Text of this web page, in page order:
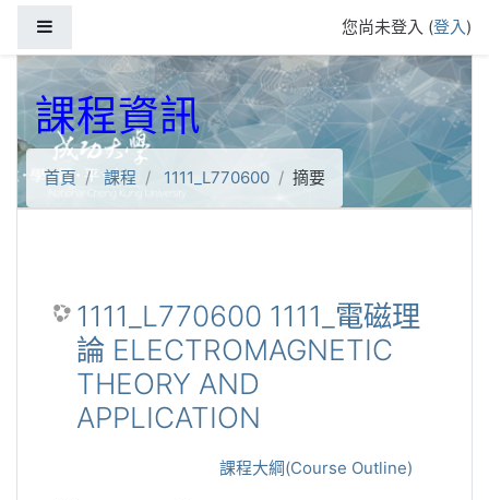
您尚未登入 (登入)
課程資訊
首頁 課程 1111_L770600 摘要
1111_L770600 1111_電磁理
論 ELECTROMAGNETIC
THEORY AND
APPLICATION
課程大綱(Course Outline)